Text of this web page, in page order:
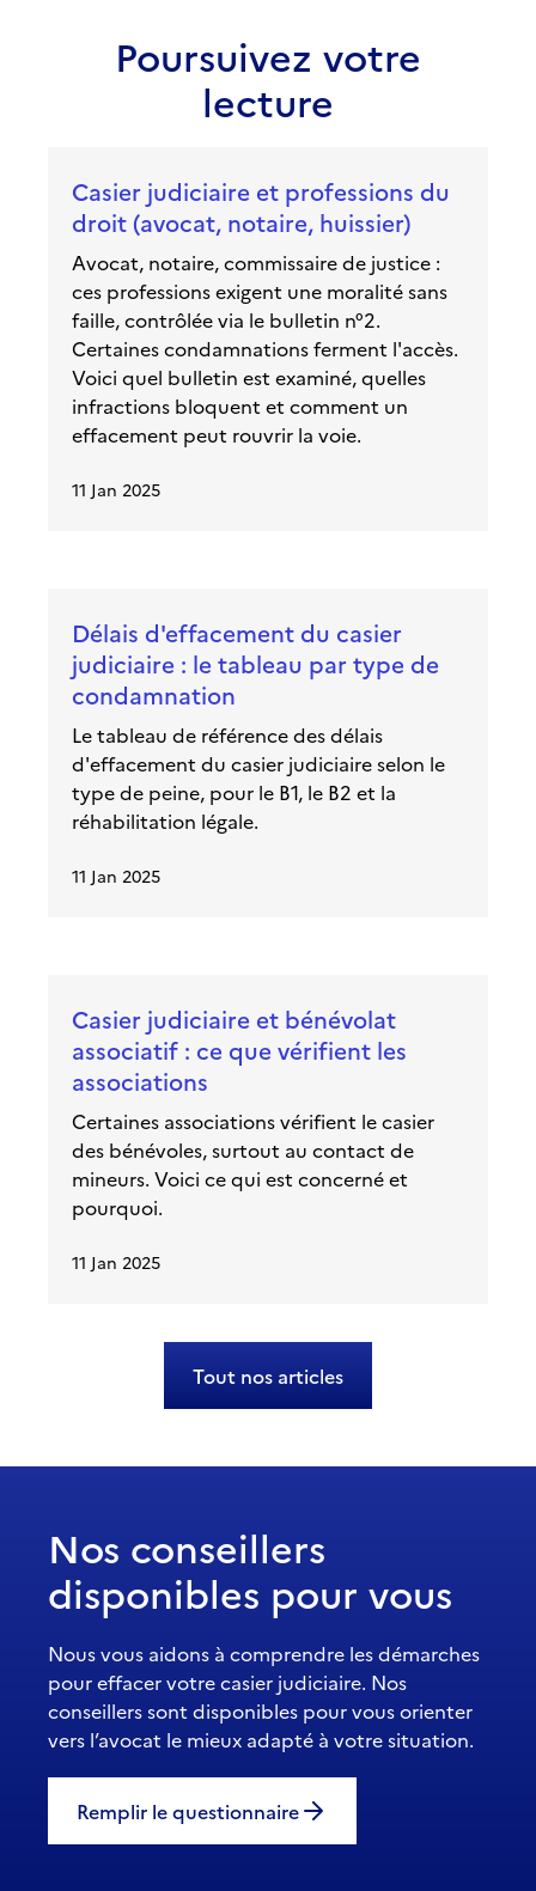
Poursuivez votre
lecture
Casier judiciaire et professions du
droit (avocat, notaire, huissier)
Avocat, notaire, commissaire de justice :
ces professions exigent une moralité sans
faille, contrôlée via le bulletin n°2.
Certaines condamnations ferment l'accès.
Voici quel bulletin est examiné, quelles
infractions bloquent et comment un
effacement peut rouvrir la voie.
11 Jan 2025
Délais d'effacement du casier
judiciaire : le tableau par type de
condamnation
Le tableau de référence des délais
d'effacement du casier judiciaire selon le
type de peine, pour le B1, le B2 et la
réhabilitation légale.
11 Jan 2025
Casier judiciaire et bénévolat
associatif : ce que vérifient les
associations
Certaines associations vérifient le casier
des bénévoles, surtout au contact de
mineurs. Voici ce qui est concerné et
pourquoi.
11 Jan 2025
Tout nos articles
Nos conseillers
disponibles pour vous
Nous vous aidons à comprendre les démarches
pour effacer votre casier judiciaire. Nos
conseillers sont disponibles pour vous orienter
vers l’avocat le mieux adapté à votre situation.
Remplir le questionnaire